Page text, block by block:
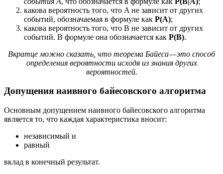
какова вероятность того, что A не зависит от других
событий, обозначаемая в формуле как P(A);
какова вероятность того, что B не зависит от других
событий. В формуле она обозначается как P(B).
Вкратце можно сказать, что теорема Байеса — это способ
определения вероятности исходя из знания других
вероятностей.
Допущения наивного байесовского алгоритма
Основным допущением наивного байесовского алгоритма
является то, что каждая характеристика вносит:
независимый и
равный
вклад в конечный результат.